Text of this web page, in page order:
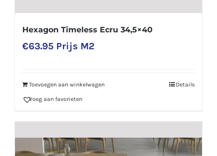
Hexagon Timeless Ecru 34,5×40
€63.95 Prijs M2
Toevoegen aan winkelwagen Details
Voeg aan favorieten